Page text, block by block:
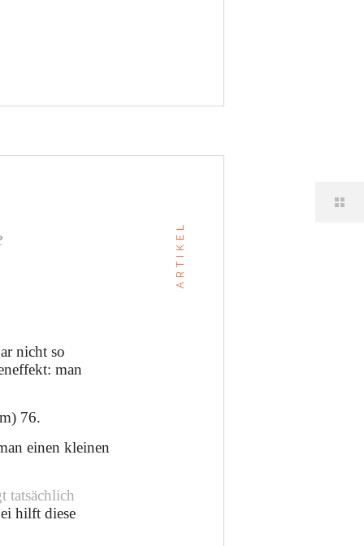
ARTIKEL
nicht so
man
76.
einen kleinen
tatsächlich
hilft diese